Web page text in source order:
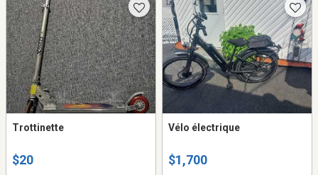
Trottinette
$20
Vélo électrique
$1,700